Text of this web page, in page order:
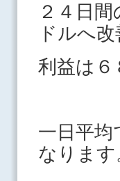
２４日
ドルへ改
利益は６
一日平
なります